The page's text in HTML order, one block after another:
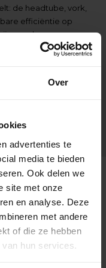
Over
advertenties te
media te bieden
Ook delen we
site met onze
en analyse. Deze
met andere
of die ze hebben
hun services.
de headtube, vork,
efficiëntie op
waar het merk
blijven beide
in het zadel, zelfs
performance
inzetbaar. Ideaal
Met een extreem